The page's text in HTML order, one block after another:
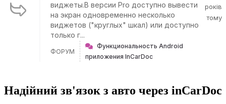
виджеты.В версии Pro доступно вывести
на экран одновременно несколько
виджетов ("круглых" шкал) или доступно
только г...
років
тому
ФОРУМ
Функциональность Android
приложения InCarDoc
Надійний зв'язок з авто через inCarDoc